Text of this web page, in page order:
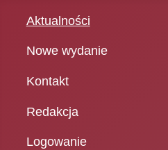
Aktualności
Nowe wydanie
Kontakt
Redakcja
Logowanie